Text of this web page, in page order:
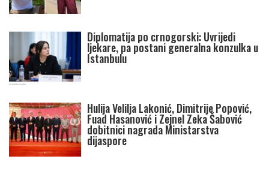
Diplomatija po crnogorski: Uvrijedi
ljekare, pa postani generalna konzulka u
Istanbulu
Hulija Velilja Lakonić, Dimitrije Popović,
Fuad Hasanović i Zejnel Zeka Šabović
dobitnici nagrada Ministarstva
dijaspore